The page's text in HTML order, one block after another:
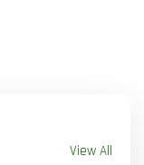
View All